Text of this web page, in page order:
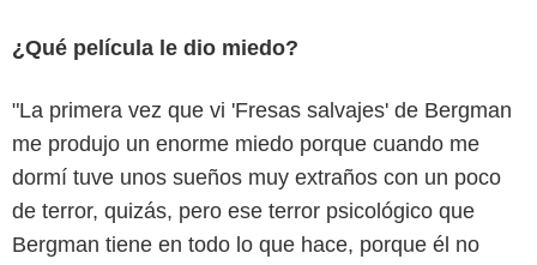
¿Qué película le dio miedo?
"La primera vez que vi 'Fresas salvajes' de Bergman
me produjo un enorme miedo porque cuando me
dormí tuve unos sueños muy extraños con un poco
de terror, quizás, pero ese terror psicológico que
Bergman tiene en todo lo que hace, porque él no